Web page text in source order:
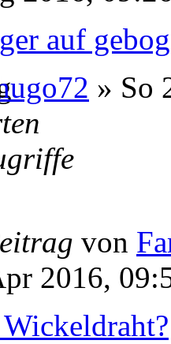
auf
» So
von
2016,